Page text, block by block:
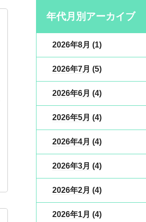
年代月別アーカイブ
2026年8月 (1)
2026年7月 (5)
2026年6月 (4)
2026年5月 (4)
2026年4月 (4)
2026年3月 (4)
2026年2月 (4)
2026年1月 (4)